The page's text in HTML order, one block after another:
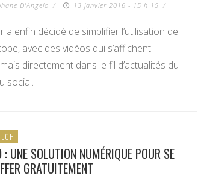
D'Angelo / 13 janvier 2016 - 15 h 15 /
a enfin décidé de simplifier l’utilisation de
avec des vidéos qui s’affichent
directement dans le fil d’actualités du
social.
: UNE SOLUTION NUMÉRIQUE POUR SE
GRATUITEMENT